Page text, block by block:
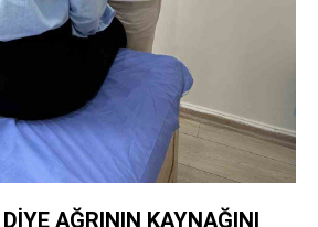
AĞRININ KAYNAĞINI